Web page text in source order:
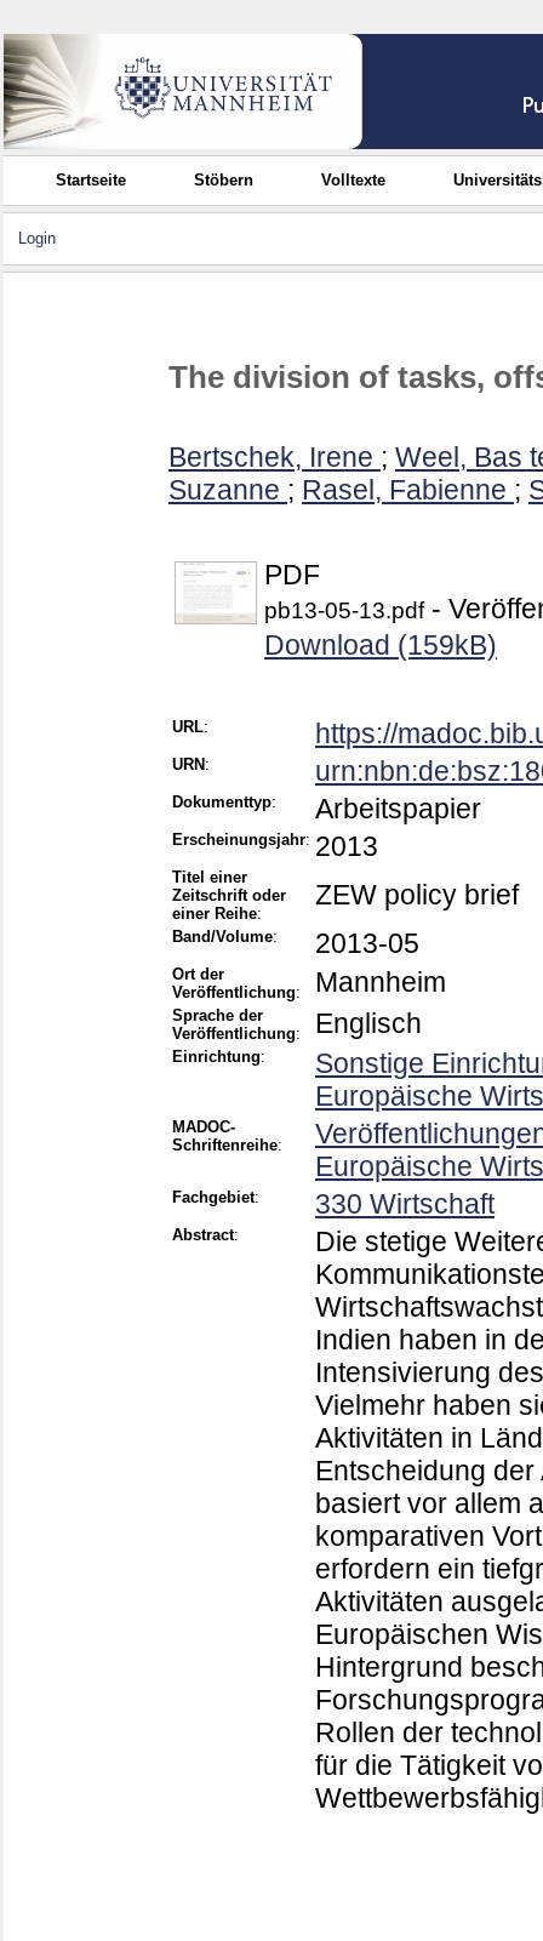
Startseite Stöbern Volltexte
Login
The division of tasks,
Bertschek, Irene ; Weel, Bas
Suzanne ; Rasel, Fabienne ;
PDF
pb13-05-13.pdf-
Download (159kB)
URL: https://
URN :
Dokumenttyp: Arbeitspapier
Erscheinungsjahr: 2013
Titel einer
Zeitschrift oder
einer Reihe:
ZEW policy brief
Band/Volume: 2013-05
Ort der
Veröffentlichung: Mannheim
Sprache der
Veröffentlichung: Englisch
Einrichtung:
Sonstige
Europäische
MADOC-
Schriftenreihe:
Europäische
Fachgebiet: 330 Wirtschaft
Abstract:
Die stetige
Indien haben in
Intensivierung
Vielmehr haben
Aktivitäten in
Entscheidung
basiert vor allem
komparativen
erfordern ein
Aktivitäten
Europäischen
Hintergrund
Rollen der
für die Tätigkeit